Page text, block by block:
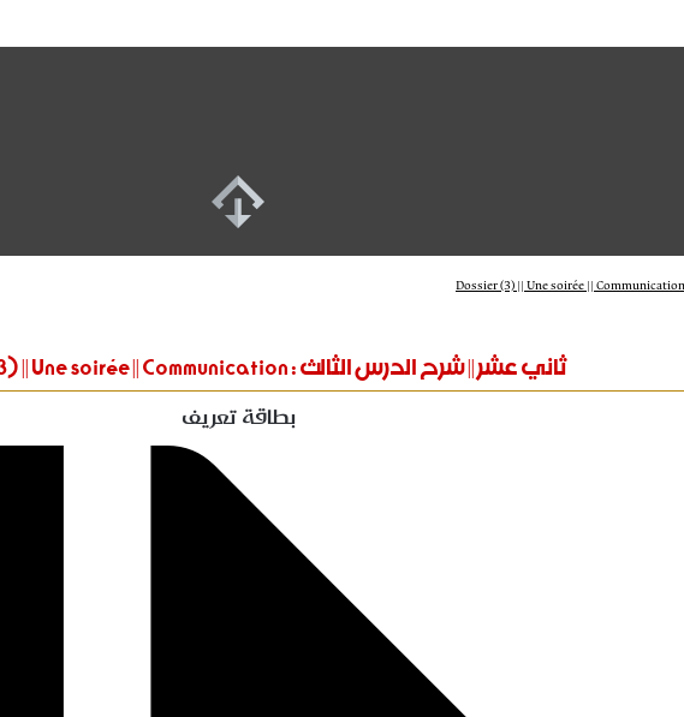
ثاني عشر || شرح الدرس الثالث : Dossier (3) || Une soirée || Communication
بطاقة تعريف